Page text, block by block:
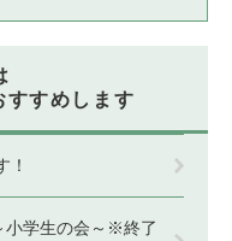
すすめします
！
小学生の会～※終了